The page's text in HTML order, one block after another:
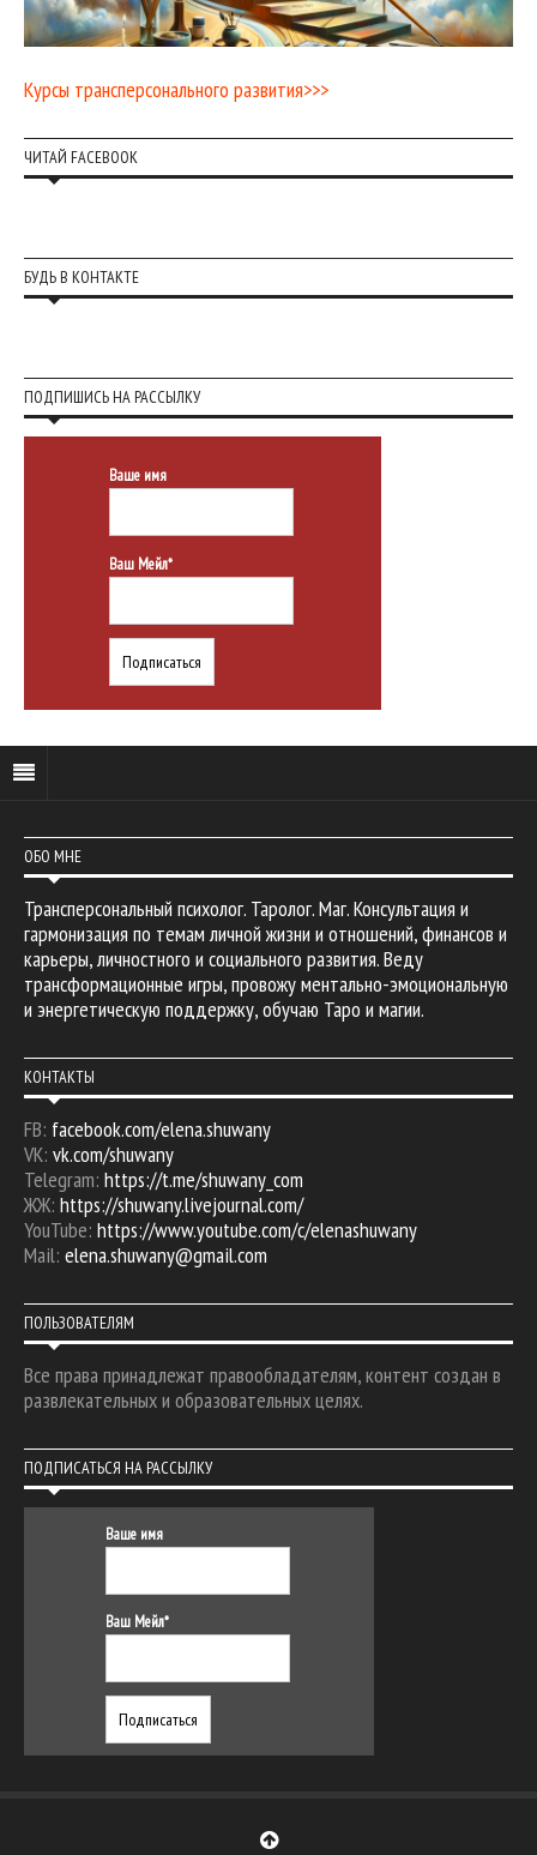
Курсы трансперсонального развития>>>
ЧИТАЙ FACEBOOK
БУДЬ В КОНТАКТЕ
ПОДПИШИСЬ НА РАССЫЛКУ
Ваше имя
Ваш Мейл*
ОБО МНЕ
Трансперсональный психолог. Таролог. Маг. Консультация и
гармонизация по темам личной жизни и отношений, финансов и
карьеры, личностного и социального развития. Веду
трансформационные игры, провожу ментально-эмоциональную
и энергетическую поддержку, обучаю Таро и магии.
КОНТАКТЫ
FB: facebook.com/elena.shuwany
VK: vk.com/shuwany
Telegram: https://t.me/shuwany_com
ЖЖ: https://shuwany.livejournal.com/
YouTube: https://www.youtube.com/c/elenashuwany
Mail: elena.shuwany@gmail.com
ПОЛЬЗОВАТЕЛЯМ
Все права принадлежат правообладателям, контент создан в
развлекательных и образовательных целях.
ПОДПИСАТЬСЯ НА РАССЫЛКУ
Ваше имя
Ваш Мейл*